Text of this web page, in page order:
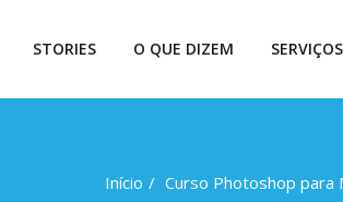
STORIES O QUE DIZEM
Início Curso Photoshop para